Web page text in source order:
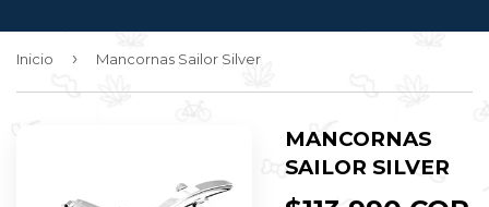
Inicio › Mancornas Sailor Silver
MANCORNAS
SAILOR SILVER